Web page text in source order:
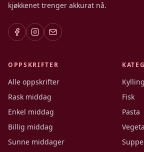
kjøkkenet trenger akkurat nå.
OPPSKRIFTER
Alle oppskrifter
Rask middag
Enkel middag
Billig middag
Sunne middager
Kylling
Fisk
Pasta
Suppe